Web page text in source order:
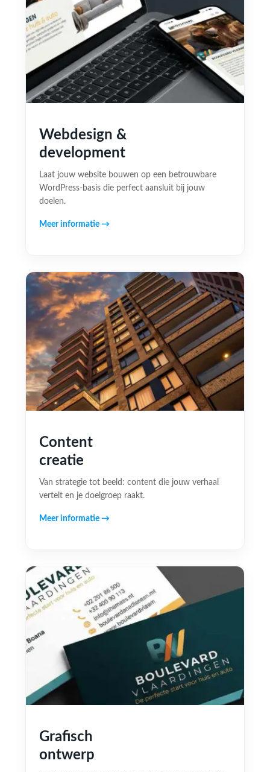
Webdesign &
development
Laat jouw website bouwen op een betrouwbare
WordPress-basis die perfect aansluit bij jouw
doelen.
Meer informatie →
Content
creatie
Van strategie tot beeld: content die jouw verhaal
vertelt en je doelgroep raakt.
Meer informatie →
Grafisch
ontwerp